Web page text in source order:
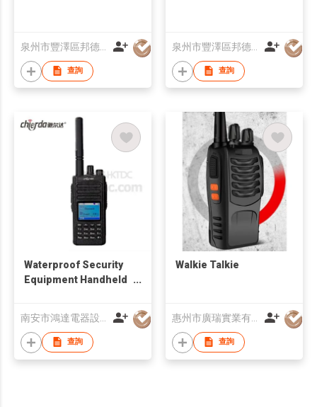
泉州市豐澤區邦德通訊有限公司
查詢
泉州市豐澤區邦德通訊有限公司
查詢
Waterproof Security
Equipment Handheld
查詢
Walkie Talkie
查詢